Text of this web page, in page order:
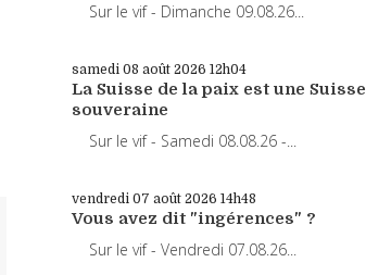
Sur le vif - Dimanche 09.08.26...
samedi 08 août 2026 12h04
La Suisse de la paix est une Suisse
souveraine
Sur le vif - Samedi 08.08.26 -...
vendredi 07 août 2026 14h48
Vous avez dit "ingérences" ?
Sur le vif - Vendredi 07.08.26...